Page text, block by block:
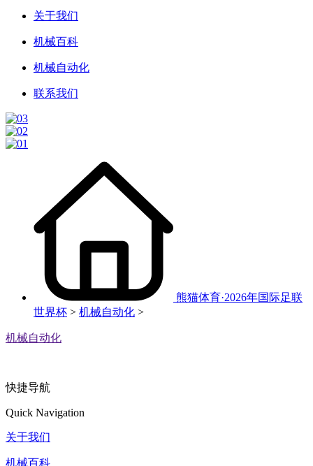
关于我们
机械百科
机械自动化
联系我们
熊猫体育·2026年国际足联
世界杯 > 机械自动化 >
机械自动化
快捷导航
Quick Navigation
关于我们
机械百科